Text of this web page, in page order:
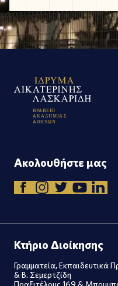
ΒΡΑΒΕΙΟ
ΑΚΑΔΗΜΙΑ Σ
Α ΘΗΝΩΝ
Ακολουθήστε μας
Κτήριο Διοίκησης
Γραμματεία, Εκπαιδευτικά
& Β. Σεμερτζίδη